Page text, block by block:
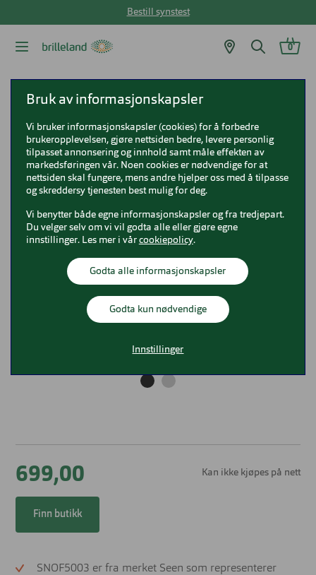
Bestill synstest
0
Seen SNOF5003
SNOF5003
699,00 Kan ikke kjøpes på nett
Finn butikk
SNOF5003 er fra merket Seen som representerer
Bruk av informasjonskapsler
Vi bruker informasjonskapsler (cookies) for å forbedre
brukeropplevelsen, gjøre nettsiden bedre, levere personlig
tilpasset annonsering og innhold samt måle effekten av
markedsføringen vår. Noen cookies er nødvendige for at
nettsiden skal fungere, mens andre hjelper oss med å tilpasse
og skreddersy tjenesten best mulig for deg.
Vi benytter både egne informasjonskapsler og fra tredjepart.
Du velger selv om vi vil godta alle eller gjøre egne
innstillinger. Les mer i vår cookiepolicy.
Godta alle informasjonskapsler
Godta kun nødvendige
Innstillinger